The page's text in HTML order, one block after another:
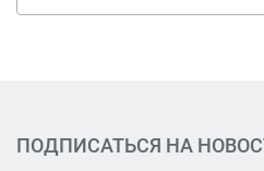
ПОДПИСАТЬСЯ НА